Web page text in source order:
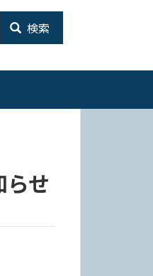
検索
らせ